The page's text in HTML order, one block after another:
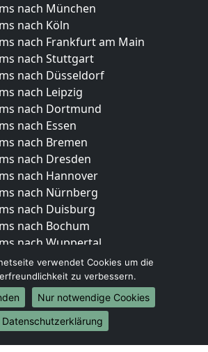
nach München
nach Köln
nach Frankfurt am Main
nach Stuttgart
nach Düsseldorf
nach Leipzig
nach Dortmund
nach Essen
nach Bremen
nach Dresden
nach Hannover
nach Nürnberg
nach Duisburg
nach Bochum
nach Wuppertal
nach Bielefeld
nach Bonn
nach Münster
Umzüge
nach Brasilien
verwendet Cookies um die
zu verbessern.
Nur notwendige Cookies
Datenschutzerklärung